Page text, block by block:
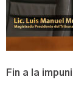
Fin a la